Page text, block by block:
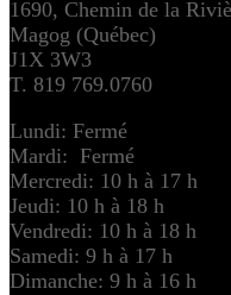
1690, Chemin de la
Magog (Québec)
J1X 3W3
T. 819 769.0760
Lundi: Fermé
Mardi: Fermé
Mercredi: 10 h à 17 h
Jeudi: 10 h à 18 h
Vendredi: 10 h à 18 h
Samedi: 9 h à 17 h
Dimanche: 9 h à 16 h